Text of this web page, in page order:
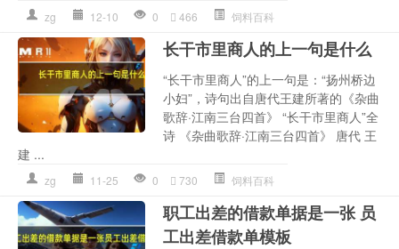
zg 12-10 0 466 饲料百科
长干市里商人的上一句是什么
“长干市里商人”的上一句是：“扬州桥边
小妇”，诗句出自唐代王建所著的《杂曲
歌辞·江南三台四首》 “长干市里商人”全
诗 《杂曲歌辞·江南三台四首》 唐代 王
建 ...
zg 11-25 0 730 饲料百科
职工出差的借款单据是一张 员
工出差借款单模板